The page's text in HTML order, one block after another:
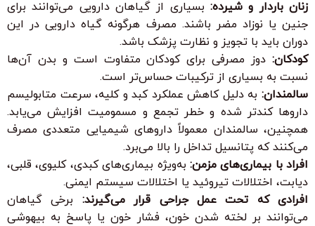
زنان باردار و شیرده: بسیاری از گیاهان دارویی می‌توانند برای
جنین یا نوزاد مضر باشند. مصرف هرگونه گیاه دارویی در این
دوران باید با تجویز و نظارت پزشک باشد.
کودکان: دوز مصرفی برای کودکان متفاوت است و بدن آن‌ها
نسبت به بسیاری از ترکیبات حساس‌تر است.
سالمندان: به دلیل کاهش عملکرد کبد و کلیه، سرعت متابولیسم
داروها کندتر شده و خطر تجمع و مسمومیت افزایش می‌یابد.
همچنین، سالمندان معمولاً داروهای شیمیایی متعددی مصرف
می‌کنند که پتانسیل تداخل را بالا می‌برد.
افراد با بیماری‌های مزمن: به‌ویژه بیماری‌های کبدی، کلیوی، قلبی،
دیابت، اختلالات تیروئید یا اختلالات سیستم ایمنی.
افرادی که تحت عمل جراحی قرار می‌گیرند: برخی گیاهان
می‌توانند بر لخته شدن خون، فشار خون یا پاسخ به بیهوشی